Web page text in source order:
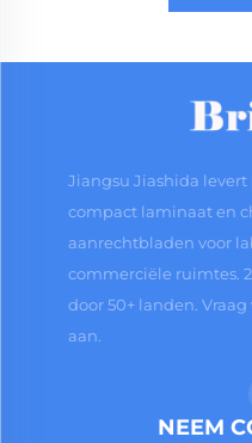
Jiangsu Jiashida
compact laminaat en
aanrechtbladen voor
commerciële ruimtes.
door 50+ landen.
aan.
NEEM